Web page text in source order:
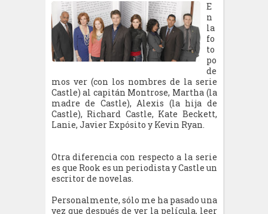
E
n
la
fo
to
po
de
mos ver (con los nombres de la serie
Castle) al capitán Montrose, Martha (la
madre de Castle), Alexis (la hija de
Castle), Richard Castle, Kate Beckett,
Lanie, Javier Expósito y Kevin Ryan.
Otra diferencia con respecto a la serie
es que Rook es un periodista y Castle un
escritor de novelas.
Personalmente, sólo me ha pasado una
vez que después de ver la película, leer